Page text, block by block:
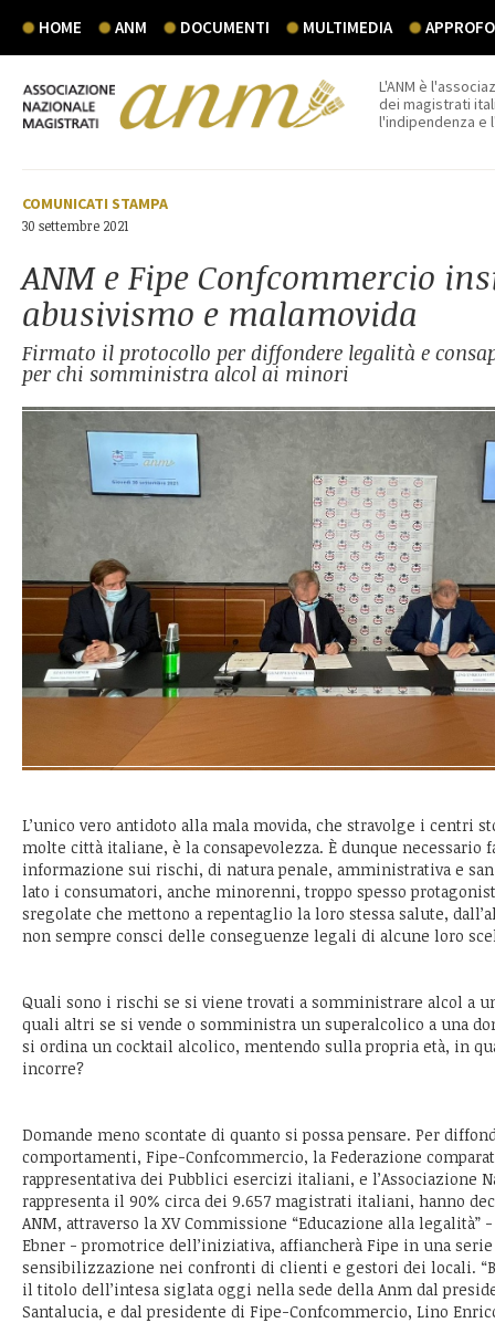
HOME ANM DOCUMENTI MULTIMEDIA
L'ANM è
dei magistrati
l'indipendenza e
COMUNICATI STAMPA
30 settembre 2021
ANM e Fipe Confcommercio
abusivismo e malamovida
Firmato il protocollo per diffondere legalità e
per chi somministra alcol ai minori
L’unico vero antidoto alla mala movida, che stravolge i centri
molte città italiane, è la consapevolezza. È dunque necessario
informazione sui rischi, di natura penale, amministrativa e
lato i consumatori, anche minorenni, troppo spesso
sregolate che mettono a repentaglio la loro stessa salute,
non sempre consci delle conseguenze legali di alcune loro
Quali sono i rischi se si viene trovati a somministrare alcol a
quali altri se si vende o somministra un superalcolico a una
si ordina un cocktail alcolico, mentendo sulla propria età, in
incorre?
Domande meno scontate di quanto si possa pensare. Per
comportamenti, Fipe-Confcommercio, la Federazione
rappresentativa dei Pubblici esercizi italiani, e l’Associazione
rappresenta il 90% circa dei 9.657 magistrati italiani, hanno
ANM, attraverso la XV Commissione “Educazione alla legalità”
Ebner - promotrice dell’iniziativa, affiancherà Fipe in una
sensibilizzazione nei confronti di clienti e gestori dei locali.
il titolo dell’intesa siglata oggi nella sede della Anm dal
Santalucia, e dal presidente di Fipe-Confcommercio, Lino